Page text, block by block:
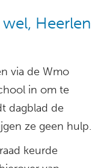
Heerlen
via de Wmo
in om te
dagblad de
ze geen hulp.
keurde